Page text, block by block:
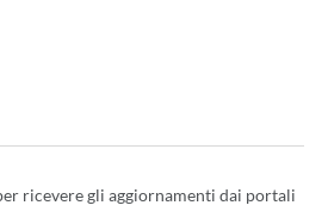
ricevere gli aggiornamenti dai portali